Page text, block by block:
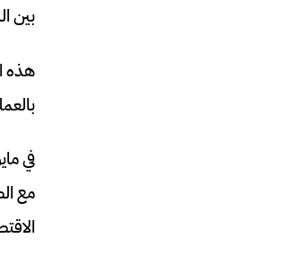
بين
مع